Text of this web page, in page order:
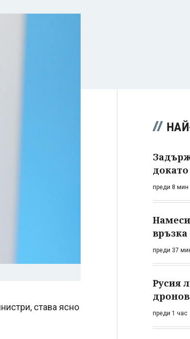
става ясно
преди 8 мин
преди 37
Русия
преди 1 час